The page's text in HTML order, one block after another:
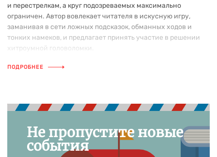
и перестрелкам, а круг подозреваемых максимально
ограничен. Автор вовлекает читателя в искусную игру,
заманивая в сети ложных подсказок, обманных ходов и
тонких намеков, и предлагает принять участие в решении
хитроумной головоломки.
ПОДРОБНЕЕ
Не пропустите новые
события